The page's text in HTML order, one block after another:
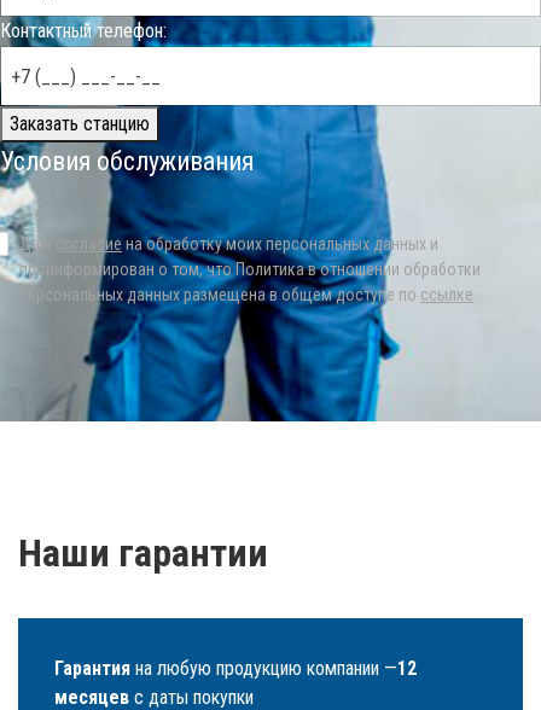
Контактный телефон:
Заказать станцию
Условия обслуживания
Даю согласие на обработку моих персональных данных и
проинформирован о том, что Политика в отношении обработки
персональных данных размещена в общем доступе по ссылке
Наши гарантии
Гарантия на любую продукцию компании —12
месяцев с даты покупки